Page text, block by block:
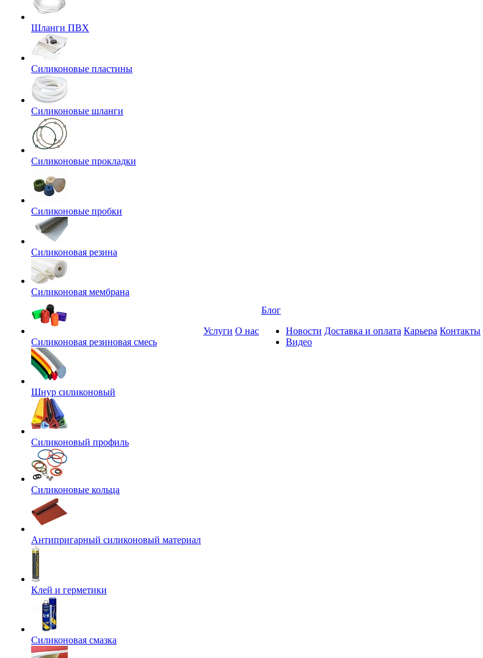
Шланги ПВХ
Силиконовые пластины
Силиконовые шланги
Силиконовые прокладки
Силиконовые пробки
Силиконовая резина
Силиконовая мембрана
Силиконовая резиновая смесь
Шнур силиконовый
Силиконовый профиль
Силиконовые кольца
Антипригарный силиконовый материал
Клей и герметики
Силиконовая смазка
Услуги О нас
Блог
Новости
Видео
Доставка и оплата Карьера Контакты